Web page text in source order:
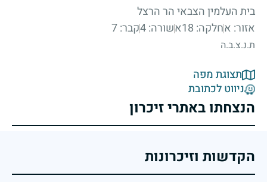
בית העלמין הצבאי הר הרצל
אזור: אחלקה: 18א שורה: 4 קבר: 7
ת.נ.צ.ב.ה
תצוגת מפה
ניווט לכתובת
הנצחתו באתרי זיכרון
הקדשות וזיכרונות